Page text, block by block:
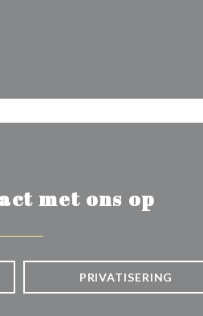
met ons op
PRIVATISERING